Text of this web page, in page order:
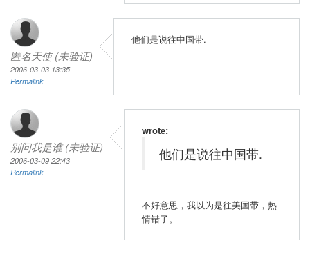
匿名天使 (未验证)
2006-03-03 13:35
Permalink
他们是说往中国带.
别问我是谁 (未验证)
2006-03-09 22:43
Permalink
wrote:
他们是说往中国带.
不好意思，我以为是往美国带，热
情错了。